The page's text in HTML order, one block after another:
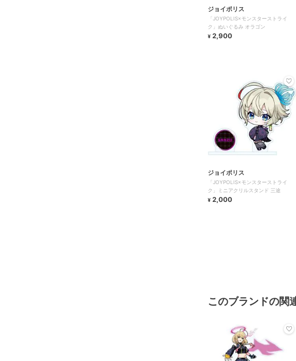
ジョイポリス
「JOYPOLIS×モンスターストライ
ク」ぬいぐるみ オラゴン
¥ 2,900
ジョイポリス
「JOYPOLIS×モンスターストライ
ク」ミニアクリルスタンド 三途
¥ 2,000
このブランドの関